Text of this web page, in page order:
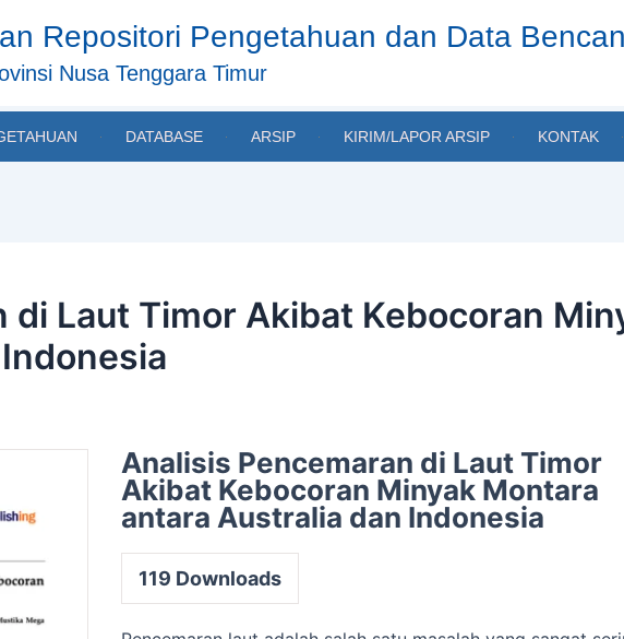
Repositori Pengetahuan dan Data
Nusa Tenggara Timur
DATABASE ARSIP KIRIM/LAPOR ARSIP KONTAK
di Laut Timor Akibat Kebocoran
Analisis Pencemaran di Laut Timor
Akibat Kebocoran Minyak Montara
antara Australia dan Indonesia
119 Downloads